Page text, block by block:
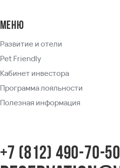
Меню
Развитие и отели
Pet Friendly
Кабинет инвестора
Программа лояльности
Полезная информация
+7 (812) 490-70-50